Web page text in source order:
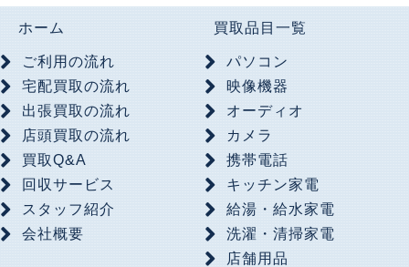
ホーム
ご利用の流れ
宅配買取の流れ
出張買取の流れ
店頭買取の流れ
買取Q&A
回収サービス
スタッフ紹介
会社概要
買取品目一覧
パソコン
映像機器
オーディオ
カメラ
携帯電話
キッチン家電
給湯・給水家電
洗濯・清掃家電
店舗用品